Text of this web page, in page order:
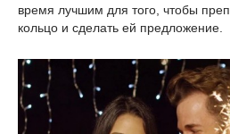
время лучшим для того, чтобы
кольцо и сделать ей предложение.